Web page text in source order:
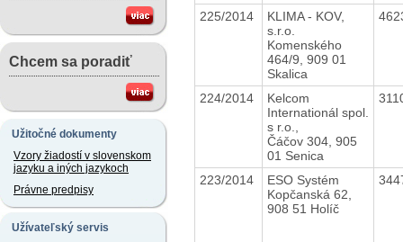
Chcem sa poradiť
Užitočné dokumenty
Vzory žiadostí v slovenskom
jazyku a iných jazykoch
Právne predpisy
Užívateľský servis
225/2014
KLIMA - KOV,
s.r.o.
Komenského
464/9, 909 01
Skalica
224/2014
Kelcom
Internationál spol.
s r.o.,
Čáčov 304, 905
01 Senica
223/2014
ESO Systém
Kopčanská 62,
908 51 Holíč